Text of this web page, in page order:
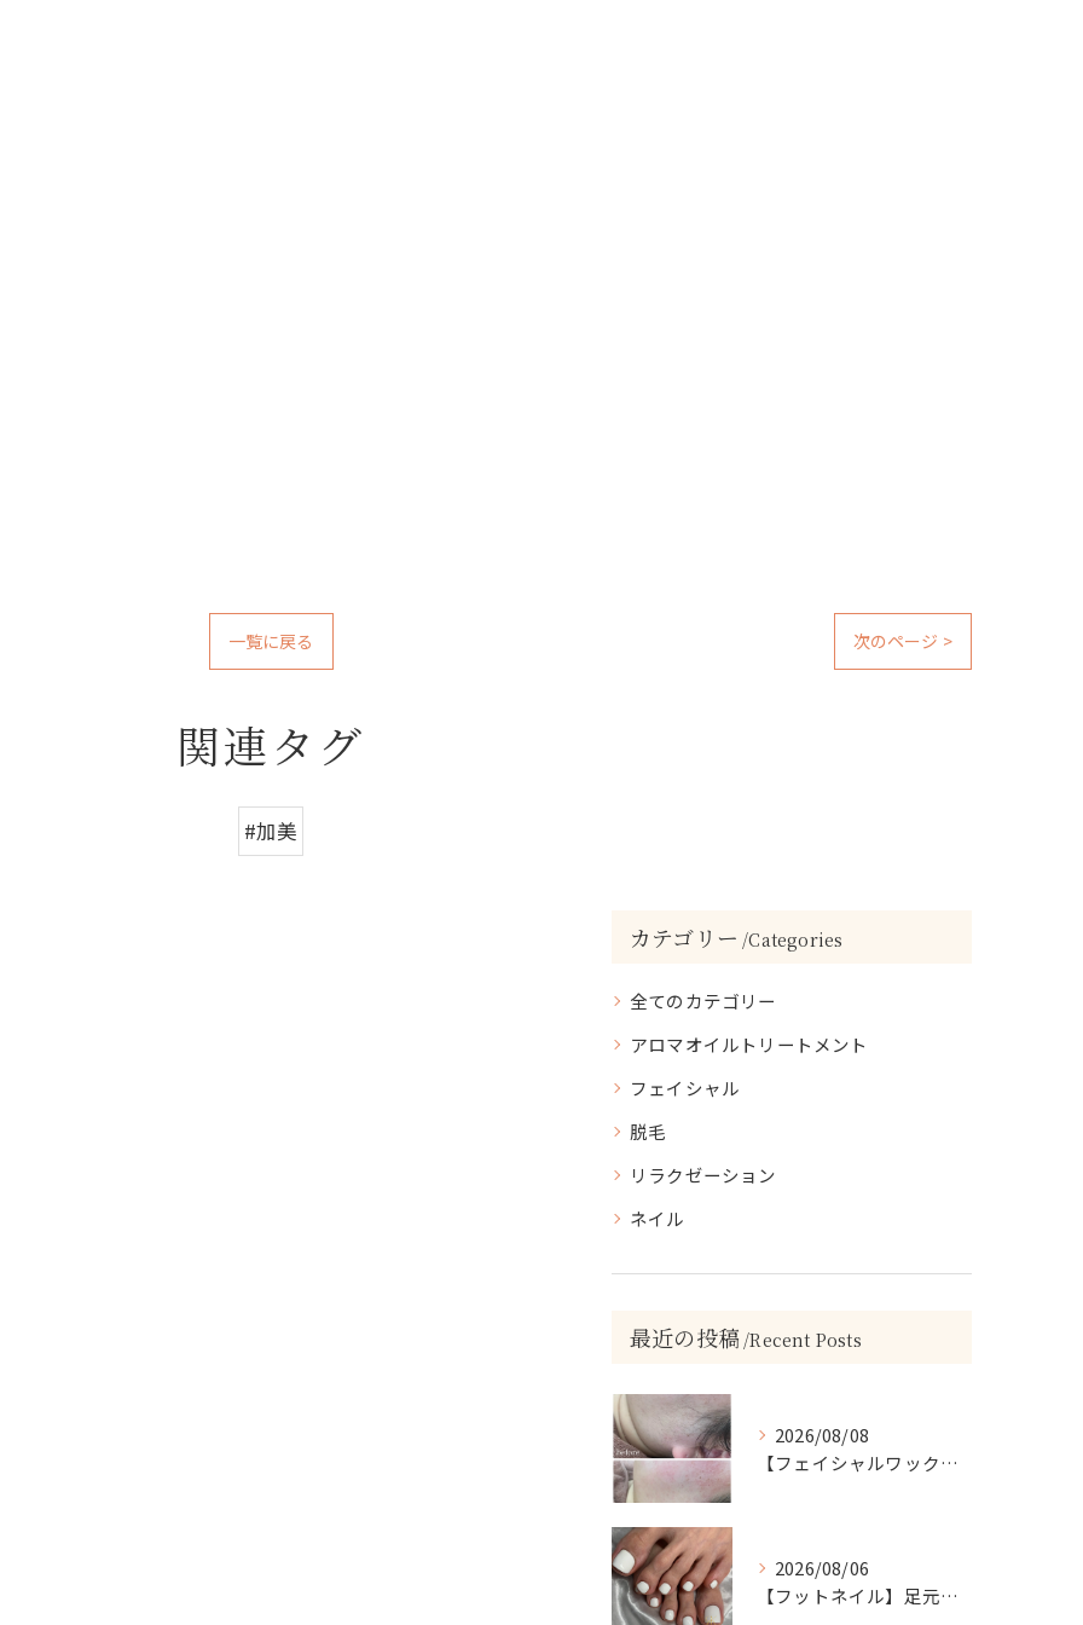
一覧に戻る 次のページ >
関連タグ
#加美
カテゴリー Categories
全てのカテゴリー
アロマオイルトリートメント
フェイシャル
脱毛
リラクゼーション
ネイル
最近の投稿 Recent Posts
2026/08/08
【フェイシャルワックスで、毛質にも変化が…🤍】
2026/08/06
【フットネイル】足元がパッと映える！ホワイトワンカラーネイル